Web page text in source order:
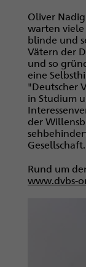
Oliver
warten
blinde und
Vätern der
und so
eine
"Deutscher
in Studium
der
Gesellschaft.
Rund um
www.dvbs-